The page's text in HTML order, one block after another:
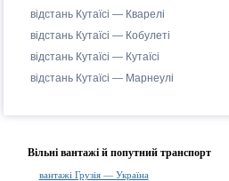
відстань Кутаїсі — Кварелі
відстань Кутаїсі — Кобулеті
відстань Кутаїсі — Кутаїсі
відстань Кутаїсі — Марнеулі
Вільні вантажі й попутний транспорт
вантажі Грузія — Україна